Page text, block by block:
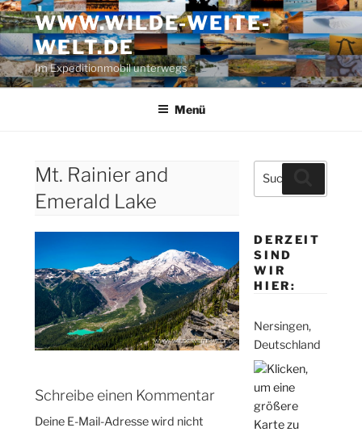
Zum
Inhalt
springen
WWW.WILDE-WEITE-
WELT.DE
Im Expeditionmobil unterwegs
Menü
Mt. Rainier and
Emerald Lake
Schreibe einen Kommentar
Deine E-Mail-Adresse wird nicht
Suche
nach:
DERZEIT
SIND
WIR
HIER:
Nersingen,
Deutschland